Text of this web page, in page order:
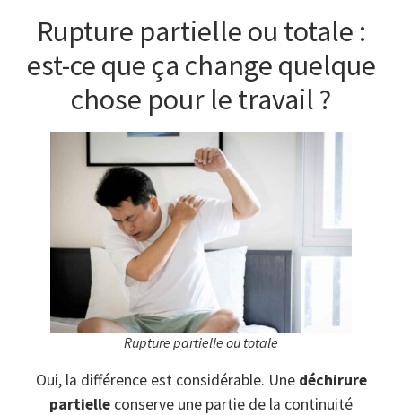
Rupture partielle ou totale :
est-ce que ça change quelque
chose pour le travail ?
Rupture partielle ou totale
Oui, la différence est considérable. Une déchirure
partielle conserve une partie de la continuité